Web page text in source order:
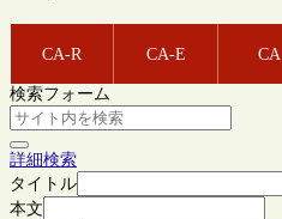
CA-R CA-E CA
検索フォーム
詳細検索
タイトル
本文